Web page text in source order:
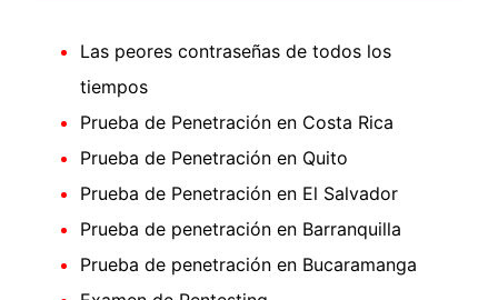
Las peores contraseñas de todos los
tiempos
Prueba de Penetración en Costa Rica
Prueba de Penetración en Quito
Prueba de Penetración en El Salvador
Prueba de penetración en Barranquilla
Prueba de penetración en Bucaramanga